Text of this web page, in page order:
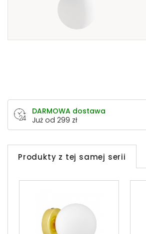
DARMOWA dostawa
Już od 299 zł
Produkty z tej samej serii